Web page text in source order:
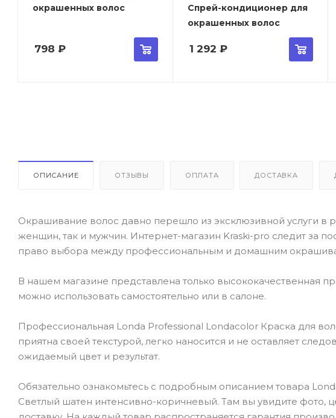
окрашенных волос
798 ₽
Спрей-кондиционер для
окрашенных волос
1 292 ₽
ОПИСАНИЕ ОТЗЫВЫ ОПЛАТА ДОСТАВКА
Окрашивание волос давно перешло из эксклюзивной услуги в
женщин, так и мужчин. Интернет-магазин Kraski-pro следит за
право выбора между профессиональным и домашним
В нашем магазине представлена только высококачественная
можно использовать самостоятельно или в салоне.
Профессиональная Londa Professional Londacolor Краска для
приятна своей текстурой, легко наносится и не оставляет
ожидаемый цвет и результат.
Обязательно ознакомьтесь с подробным описанием товара
Светлый шатен интенсивно-коричневый. Там вы увидите фото,